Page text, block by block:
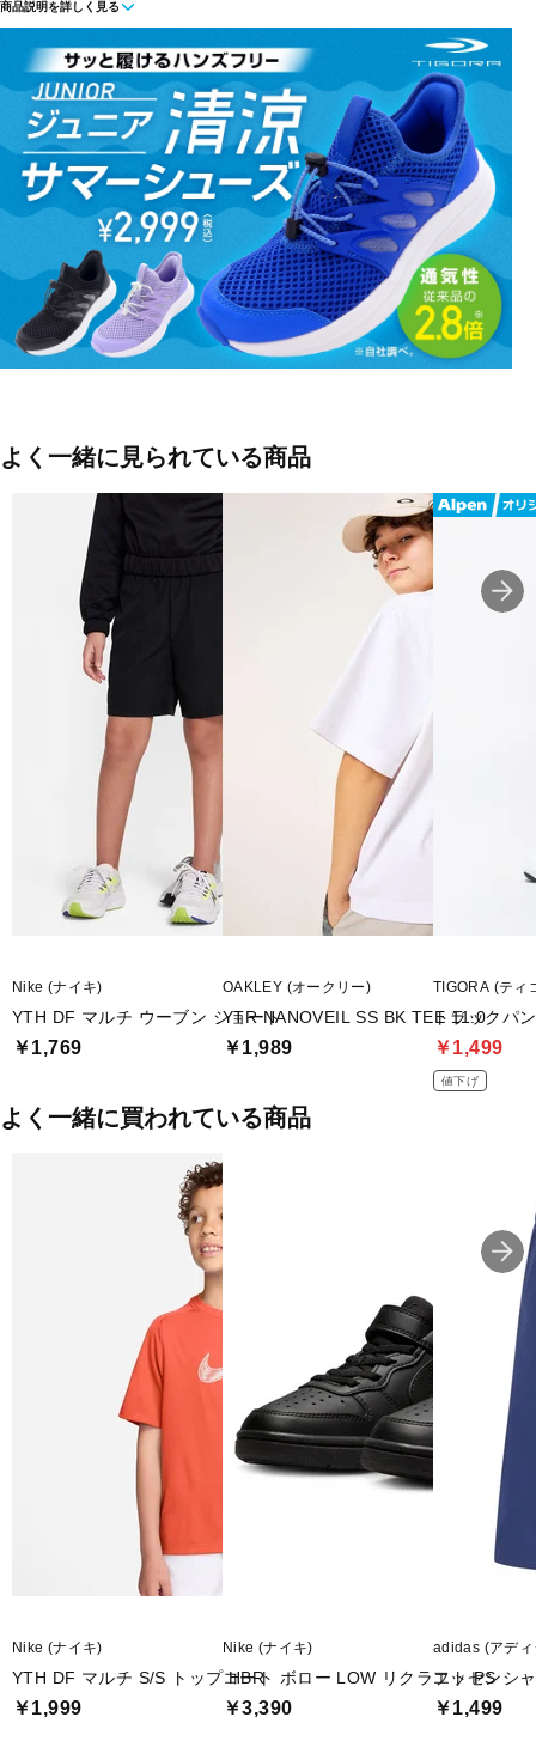
お気に入りのパーカーやセーターの上にも羽織りやすく、撥水性の
あるプレーンウィーブ生地は断熱性があり、肌寒い日でも保温性を
発揮する。
背面のリフレクター仕様のロゴがアクセント。
クライマウォームは熱を閉じ込めつつ汗を逃がすため、暖かくドラ
イさを保ち、集中したパフォーマンスを発揮できる。
クライマウォームには、熱を逃がさず体温を最適に保つ断熱材入
り。
吸湿性に優れた繊維で内側がドライに保たれ、肌はさらっと快適な
温もりをウェアの内側にしっかり保持して身体を温める、快適なコ
ンディションをキープするレイヤー。
ルーズフィット
ジップクロージャー
リサイクルポリエステル100％
■カラー(メーカー表記)：
ホワイト(JX8770：ホワイト)
ブラック(JW2396：ブラック)
■生産国：ベトナム
■2025 Fall＆Winter モデル
■メーカー型番：JW2396, JX8770
商品説明を詳しく見る
よく一緒に見られている商品
Nike (ナイキ)
YTH DF マルチ ウーブン ショート
￥1,769
OAKLEY (オークリー)
YTR NANOVEIL SS BK TEE 11.0
￥1,989
TIGORA (ティ
トラックパ
￥1,499
値下げ
よく一緒に買われている商品
Nike (ナイキ)
YTH DF マルチ S/S トップ HBR
￥1,999
Nike (ナイキ)
コート ボロー LOW リクラフト PS
￥3,390
adidas (アディ
エッセンシ
￥1,499